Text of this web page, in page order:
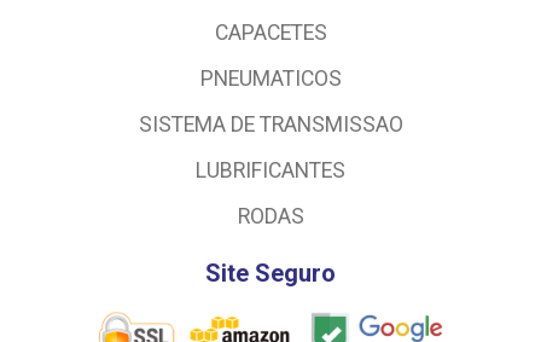
CAPACETES
PNEUMATICOS
SISTEMA DE TRANSMISSAO
LUBRIFICANTES
RODAS
Site Seguro